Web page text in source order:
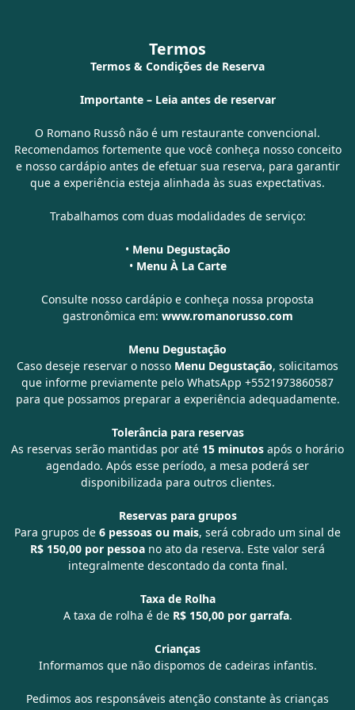
Termos
Termos & Condições de Reserva
Importante – Leia antes de reservar
O Romano Russô não é um restaurante convencional.
Recomendamos fortemente que você conheça nosso conceito
e nosso cardápio antes de efetuar sua reserva, para garantir
que a experiência esteja alinhada às suas expectativas.
Trabalhamos com duas modalidades de serviço:
• Menu Degustação
• Menu À La Carte
Consulte nosso cardápio e conheça nossa proposta
gastronômica em: www.romanorusso.com
Menu Degustação
Caso deseje reservar o nosso Menu Degustação, solicitamos
que informe previamente pelo WhatsApp +5521973860587
para que possamos preparar a experiência adequadamente.
Tolerância para reservas
As reservas serão mantidas por até 15 minutos após o horário
agendado. Após esse período, a mesa poderá ser
disponibilizada para outros clientes.
Reservas para grupos
Para grupos de 6 pessoas ou mais, será cobrado um sinal de
R$ 150,00 por pessoa no ato da reserva. Este valor será
integralmente descontado da conta final.
Taxa de Rolha
A taxa de rolha é de R$ 150,00 por garrafa.
Crianças
Informamos que não dispomos de cadeiras infantis.
Pedimos aos responsáveis atenção constante às crianças